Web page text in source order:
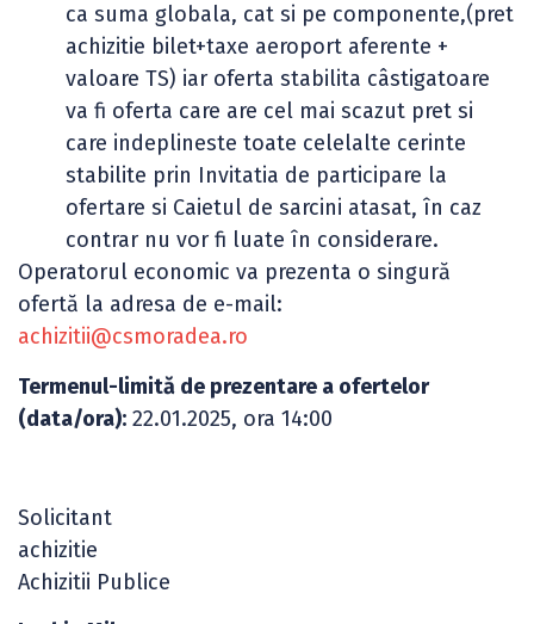
ca suma globala, cat si pe componente,(pret
achizitie bilet+taxe aeroport aferente +
valoare TS) iar oferta stabilita câstigatoare
va fi oferta care are cel mai scazut pret si
care indeplineste toate celelalte cerinte
stabilite prin Invitatia de participare la
ofertare si Caietul de sarcini atasat, în caz
contrar nu vor fi luate în considerare.
Operatorul economic va prezenta o singură
ofertă la adresa de e-mail:
achizitii@csmoradea.ro
Termenul-limită de prezentare a ofertelor
(data/ora): 22.01.2025, ora 14:00
Solicitant
achizitie
Achizitii Publice